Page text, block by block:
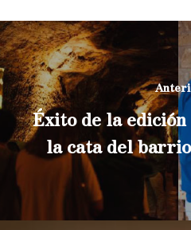
Éxito de la
la cata del